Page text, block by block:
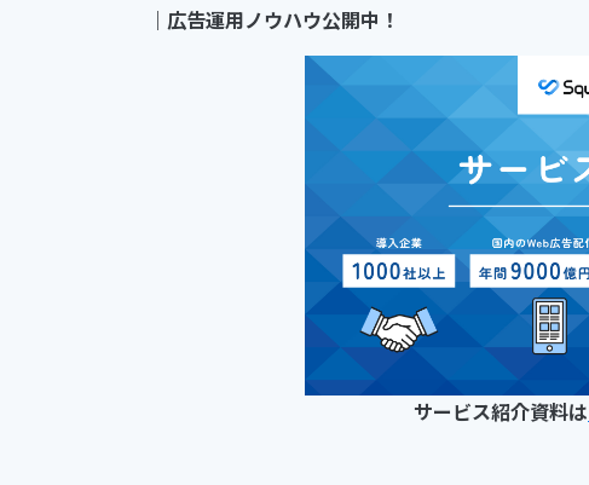
｜ 広告運用ノウハウ公開中！
サービス紹介資料は